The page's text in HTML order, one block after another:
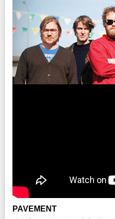
※WEB販売のみ
注意事項
※ハンディキャップエリアをご希望のお
注意事項
※未就学児(6歳未満)のご入場をお断りさ
※本公演の「1Fスタンディング」席種は
イティブマン洋楽公演 チケットクーポ
す。
新型コロナウイルス感染拡大防止ガイド
こちらよりご確認ください
PAVEMENT